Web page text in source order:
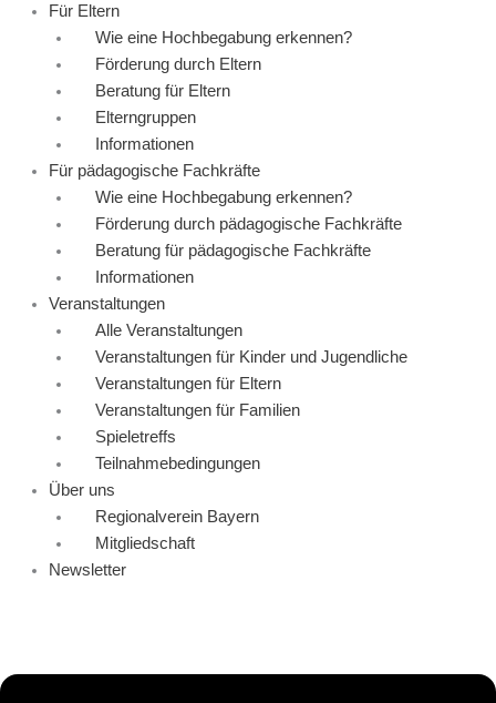
Für Eltern
Wie eine Hochbegabung erkennen?
Förderung durch Eltern
Beratung für Eltern
Elterngruppen
Informationen
Für pädagogische Fachkräfte
Wie eine Hochbegabung erkennen?
Förderung durch pädagogische Fachkräfte
Beratung für pädagogische Fachkräfte
Informationen
Veranstaltungen
Alle Veranstaltungen
Veranstaltungen für Kinder und Jugendliche
Veranstaltungen für Eltern
Veranstaltungen für Familien
Spieletreffs
Teilnahmebedingungen
Über uns
Regionalverein Bayern
Mitgliedschaft
Newsletter